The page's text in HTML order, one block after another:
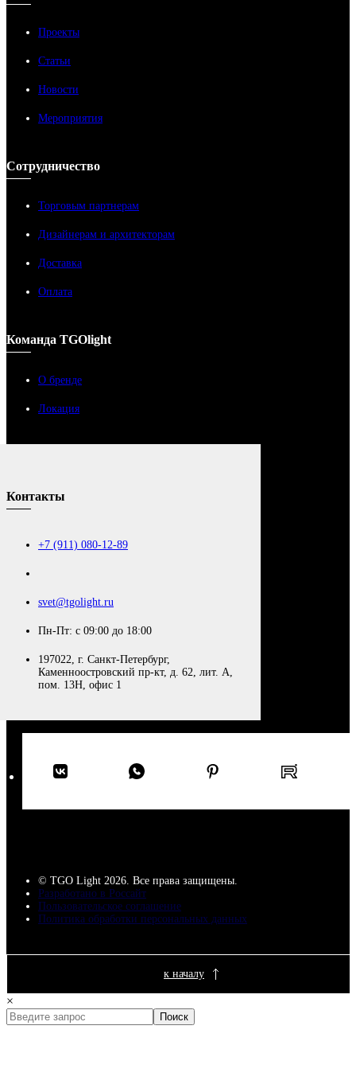
Проекты
Статьи
Новости
Мероприятия
Сотрудничество
Торговым партнерам
Дизайнерам и архитекторам
Доставка
Оплата
Команда TGOlight
О бренде
Локация
Контакты
+7 (911) 080-12-89
svet@tgolight.ru
Пн-Пт: с 09:00 до 18:00
197022, г. Санкт-Петербург,
Каменноостровский пр-кт, д. 62, лит. А,
пом. 13Н, офис 1
© TGO Light 2026. Все права защищены.
Разработано в Россайт
Пользовательское соглашение
Политика обработки персональных данных
к началу
×
Поиск